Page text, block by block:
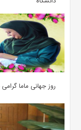
روز جهانی ماما گرامی